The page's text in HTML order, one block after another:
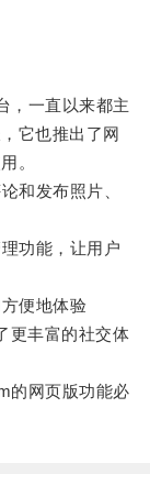
一直以来都主
它也推出了网
。
和发布照片、
功能，让用户
便地体验
更丰富的社交体
网页版功能必